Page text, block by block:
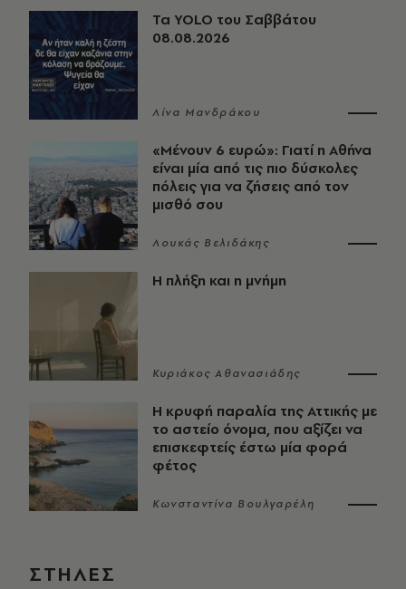
Τα YOLO του Σαββάτου
08.08.2026
Λίνα Μανδράκου
«Μένουν 6 ευρώ»: Γιατί η Αθήνα
είναι μία από τις πιο δύσκολες
πόλεις για να ζήσεις από τον
μισθό σου
Λουκάς Βελιδάκης
Η πλήξη και η μνήμη
Κυριάκος Αθανασιάδης
Η κρυφή παραλία της Αττικής με
το αστείο όνομα, που αξίζει να
επισκεφτείς έστω μία φορά
φέτος
Κωνσταντίνα Βουλγαρέλη
ΣΤΗΛΕΣ